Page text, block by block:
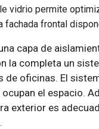
vidrio permite
frontal
capa de
la completa un
oficinas. El
el espacio.
exterior es